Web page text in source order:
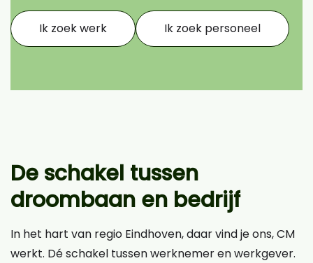
Ik zoek werk Ik zoek personeel
De schakel tussen
droombaan en bedrijf
In het hart van regio Eindhoven, daar vind je ons, CM
werkt. Dé schakel tussen werknemer en werkgever.